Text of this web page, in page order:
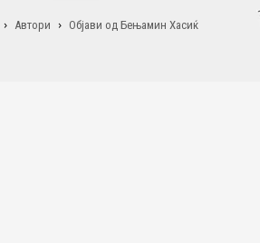
Автори Објави од Бењамин Хасиќ